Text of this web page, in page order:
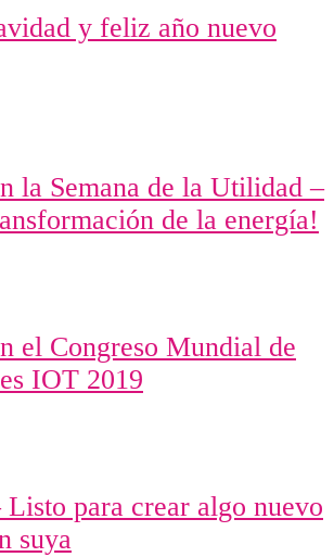
y feliz año nuevo
la Semana de la Utilidad –
de la energía!
el Congreso Mundial de
IOT 2019
para crear algo nuevo
suya